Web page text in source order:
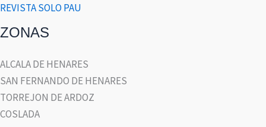
REVISTA SOLO PAU
ZONAS
ALCALA DE HENARES
SAN FERNANDO DE HENARES
TORREJON DE ARDOZ
COSLADA